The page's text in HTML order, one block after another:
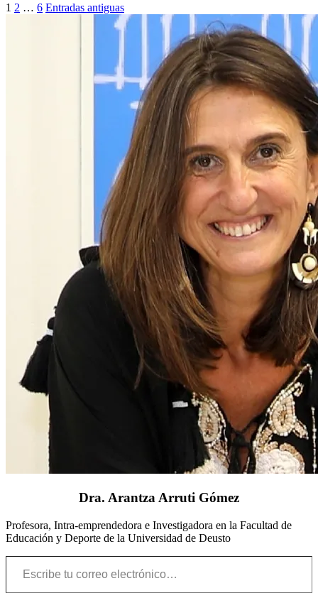
Paginación
1 2 … 6 Entradas antiguas
Dra. Arantza Arruti Gómez
Profesora, Intra-emprendedora e Investigadora en la Facultad de
Educación y Deporte de la Universidad de Deusto
Escribe tu correo electrónico…